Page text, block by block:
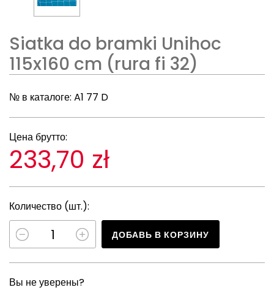
Siatka do bramki Unihoc
115x160 cm (rura fi 32)
№ в каталоге: A1 77 D
Цена брутто:
233,70 zł
Количество (шт.):
ДОБАВЬ В КОРЗИНУ
Вы не уверены?